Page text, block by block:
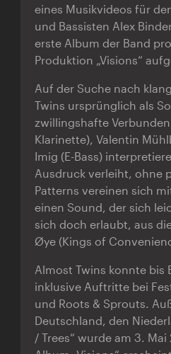
eines Musikvideos für
und Bassisten Alex
erste Album der Band
Produktion „Visions“
Auf der Suche nach
Twins ursprünglich als
zwillingshafte
Klarinette), Valentin
Imig (E-Bass)
Ausdruck verleiht, ohne
Patterns vereinen sich
einen Sound, der sich
sich doch erlaubt, aus
Øye (Kings of
Almost Twins konnte bis
inklusive Auftritte bei
und Roots & Sprouts.
Deutschland, den
/ Trees“ wurde am 3.